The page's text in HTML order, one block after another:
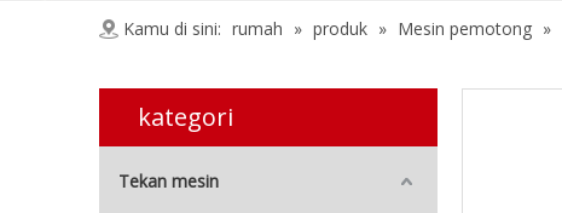
Kamu di sini: rumah » produk » Mesin pemotong »
kategori
Tekan mesin